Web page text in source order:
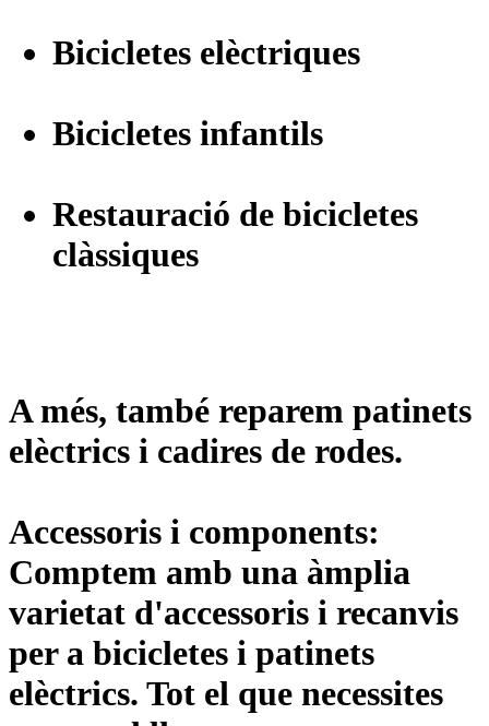
Bicicletes elèctriques
Bicicletes infantils
Restauració de bicicletes
clàssiques
A més, també reparem patinets
elèctrics i cadires de rodes.
Accessoris i components:
Comptem amb una àmplia
varietat d'accessoris i recanvis
per a bicicletes i patinets
elèctrics. Tot el que necessites